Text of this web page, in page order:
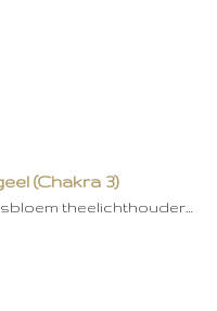
(Chakra 3)
theelichthouder…